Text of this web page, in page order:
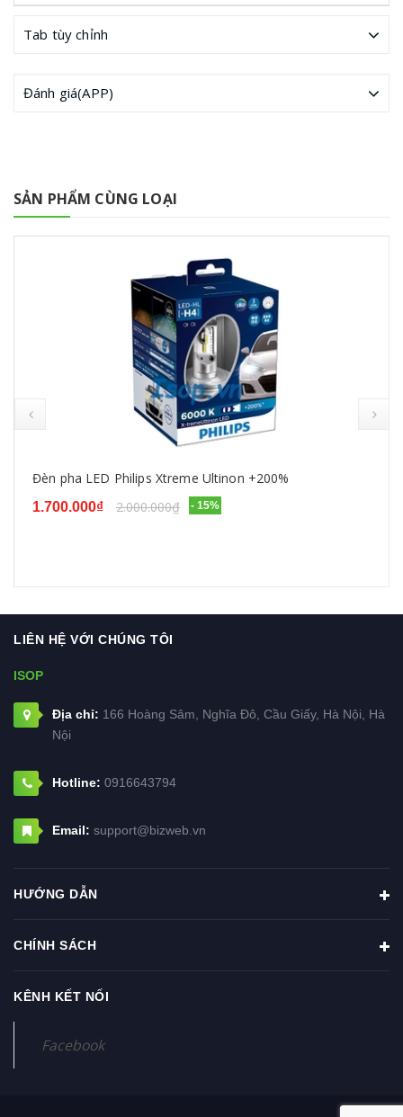
Tab tùy chỉnh
Đánh giá(APP)
SẢN PHẨM CÙNG LOẠI
Đèn pha LED Philips Xtreme Ultinon +200%
1.700.000₫ 2.000.000₫ - 15%
LIÊN HỆ VỚI CHÚNG TÔI
ISOP
Địa chỉ: 166 Hoàng Sâm, Nghĩa Đô, Cầu Giấy, Hà Nội, Hà
Nội
Hotline: 0916643794
Email: support@bizweb.vn
HƯỚNG DẪN
CHÍNH SÁCH
KÊNH KẾT NỐI